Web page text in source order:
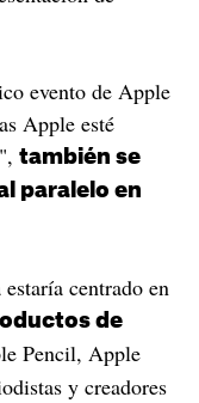
evento de Apple
Apple esté
también se
paralelo en
centrado en
de
Pencil, Apple
y creadores